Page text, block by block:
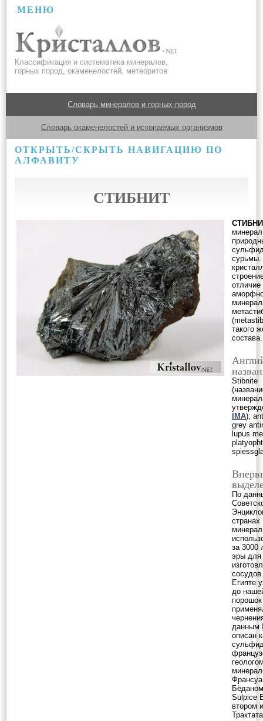
МЕНЮ
Классификация и систематика минералов,
горных пород, окаменелостей, метеоритов
Словарь минералов и горных пород
Словарь окаменелостей и ископаемых организмов
ОТКРЫТЬ/СКРЫТЬ НАВИГАЦИЮ ПО
АЛФАВИТУ
СТИБНИТ
сурьмы.
отличие
такого
состава.
Stibnite
IMA);
grey
lupus
По
странах
минерал
за 3000
эры для
Египте
до
данным
описан
Sulpice
втором